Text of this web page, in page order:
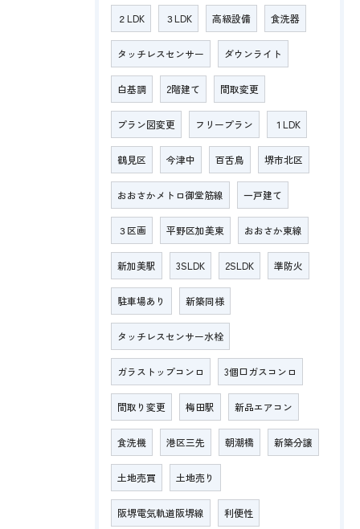
２LDK ３LDK 高級設備 食洗器
タッチレスセンサー ダウンライト
白基調 2階建て 間取変更
プラン図変更 フリープラン １LDK
鶴見区 今津中 百舌鳥 堺市北区
おおさかメトロ御堂筋線 一戸建て
３区画 平野区加美東 おおさか東線
新加美駅 3SLDK 2SLDK 準防火
駐車場あり 新築同様
タッチレスセンサー水栓
ガラストップコンロ 3個口ガスコンロ
間取り変更 梅田駅 新品エアコン
食洗機 港区三先 朝潮橋 新築分譲
土地売買 土地売り
阪堺電気軌道阪堺線 利便性